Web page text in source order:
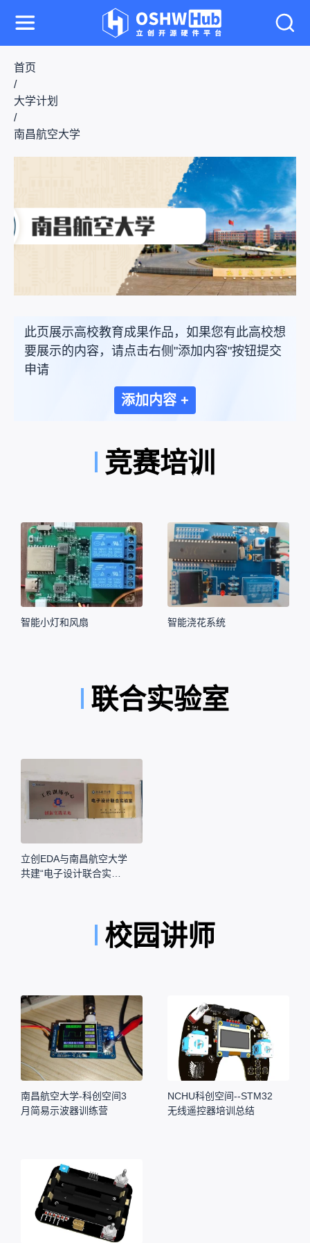
首页
/
大学计划
/
南昌航空大学
此页展示高校教育成果作品，如果您有此高校想
要展示的内容，请点击右侧"添加内容"按钮提交
申请
添加内容 +
竞赛培训
智能小灯和风扇 智能浇花系统
联合实验室
立创EDA与南昌航空大学
共建“电子设计联合实验
校园讲师
南昌航空大学-科创空间3
月简易示波器训练营
NCHU科创空间--STM32
无线遥控器培训总结